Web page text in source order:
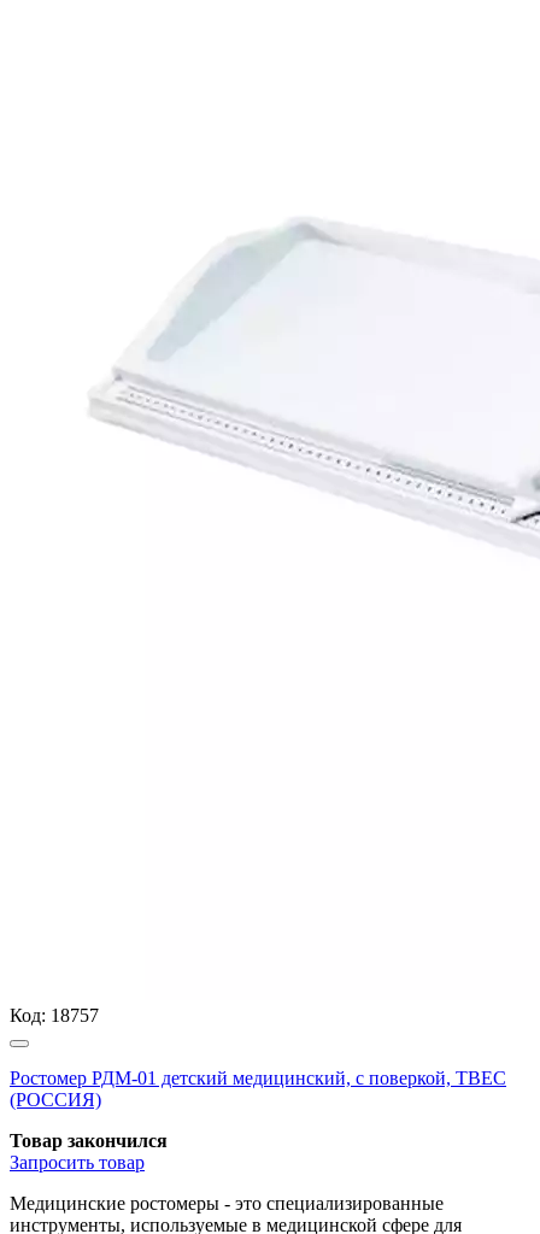
Код: 18757
Ростомер РДМ-01 детский медицинский, с поверкой, ТВЕС
(РОССИЯ)
Товар закончился
Запросить товар
Медицинские ростомеры - это специализированные
инструменты, используемые в медицинской сфере для